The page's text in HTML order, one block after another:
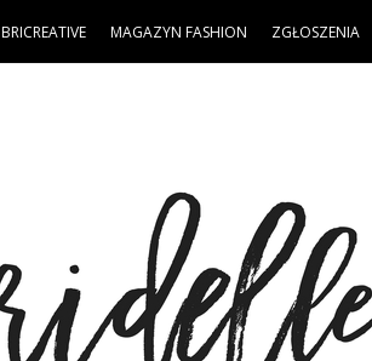
BRICREATIVE MAGAZYN FASHION ZGŁOSZENIA